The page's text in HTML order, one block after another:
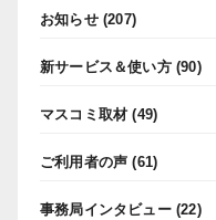
お知らせ(207)
新サービス＆使い方(90)
マスコミ取材 (49)
ご利用者の声 (61)
事務局インタビュー(22)